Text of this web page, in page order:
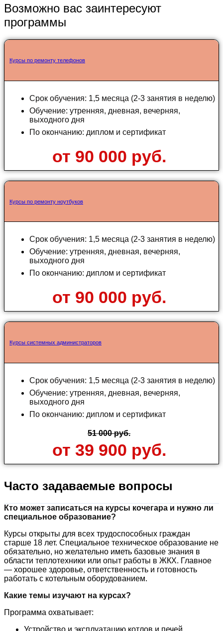
Возможно вас заинтересуют
программы
Курсы по ремонту телефонов
Срок обучения: 1,5 месяца (2-3 занятия в неделю)
Обучение: утренняя, дневная, вечерняя,
выходного дня
По окончанию: диплом и сертификат
от 90 000 руб.
Курсы по ремонту ноутбуков
Срок обучения: 1,5 месяца (2-3 занятия в неделю)
Обучение: утренняя, дневная, вечерняя,
выходного дня
По окончанию: диплом и сертификат
от 90 000 руб.
Курсы системных администраторов
Срок обучения: 1,5 месяца (2-3 занятия в неделю)
Обучение: утренняя, дневная, вечерняя,
выходного дня
По окончанию: диплом и сертификат
51 000 руб.
от 39 900 руб.
Часто задаваемые вопросы
Кто может записаться на курсы кочегара и нужно ли
специальное образование?
Курсы открыты для всех трудоспособных граждан
старше 18 лет. Специальное техническое образование не
обязательно, но желательно иметь базовые знания в
области теплотехники или опыт работы в ЖКХ. Главное
— хорошее здоровье, ответственность и готовность
работать с котельным оборудованием.
Какие темы изучают на курсах?
Программа охватывает: